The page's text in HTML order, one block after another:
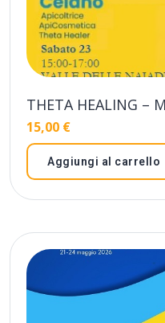
THETA HEALING –
15,00 €
Aggiungi al carrello